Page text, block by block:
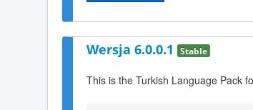
Wersja 6.0.0.1 Stable
This is the Turkish Language Pack